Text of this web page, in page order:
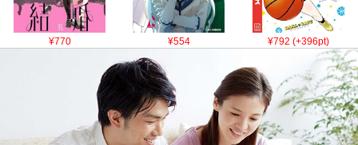
¥770 ¥554 ¥792 (+396pt)